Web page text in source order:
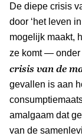
De diepe crisis
door ‘het leven
mogelijk maakt,
ze komt —
crisis van de
gevallen is aan
amalgaam dat
van de